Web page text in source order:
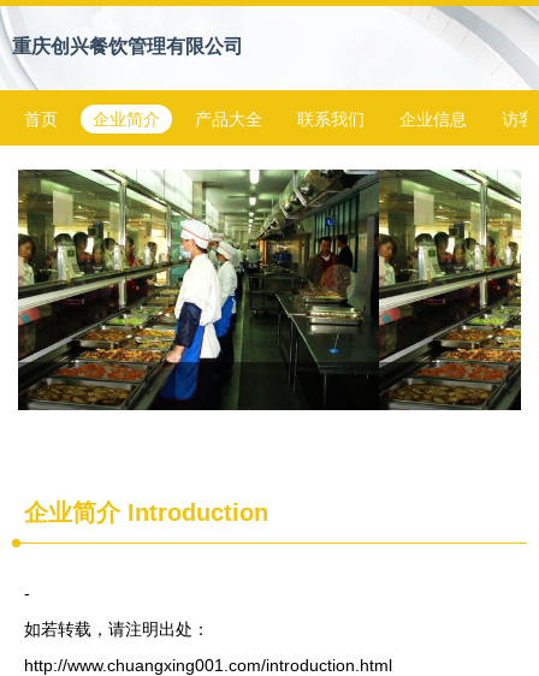
重庆创兴餐饮管理有限公司
首页 企业简介 产品大全 联系我们 企业信息 访客
企业简介 Introduction
-
如若转载，请注明出处：
http://www.chuangxing001.com/introduction.html